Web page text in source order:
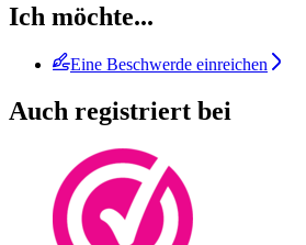
Ich möchte...
Eine Beschwerde einreichen
Auch registriert bei